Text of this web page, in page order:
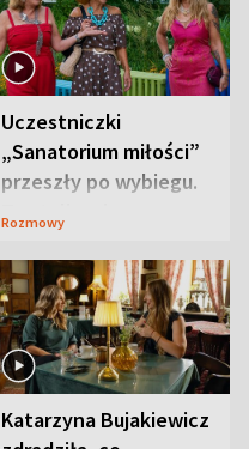
Uczestniczki
„Sanatorium miłości”
przeszły po wybiegu.
Te stylizacje
Rozmowy
Katarzyna Bujakiewicz